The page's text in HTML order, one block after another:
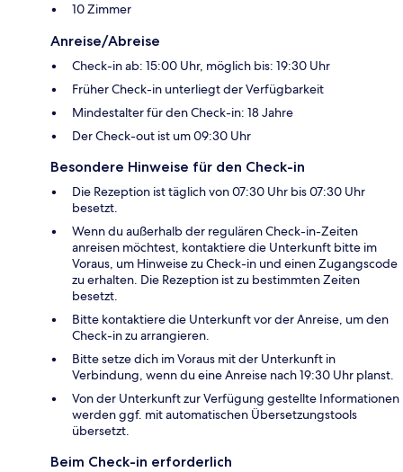
10 Zimmer
Anreise/Abreise
Check-in ab: 15:00 Uhr, möglich bis: 19:30 Uhr
Früher Check-in unterliegt der Verfügbarkeit
Mindestalter für den Check-in: 18 Jahre
Der Check-out ist um 09:30 Uhr
Besondere Hinweise für den Check-in
Die Rezeption ist täglich von 07:30 Uhr bis 07:30 Uhr
besetzt.
Wenn du außerhalb der regulären Check-in-Zeiten
anreisen möchtest, kontaktiere die Unterkunft bitte im
Voraus, um Hinweise zu Check-in und einen Zugangscode
zu erhalten. Die Rezeption ist zu bestimmten Zeiten
besetzt.
Bitte kontaktiere die Unterkunft vor der Anreise, um den
Check-in zu arrangieren.
Bitte setze dich im Voraus mit der Unterkunft in
Verbindung, wenn du eine Anreise nach 19:30 Uhr planst.
Von der Unterkunft zur Verfügung gestellte Informationen
werden ggf. mit automatischen Übersetzungstools
übersetzt.
Beim Check-in erforderlich